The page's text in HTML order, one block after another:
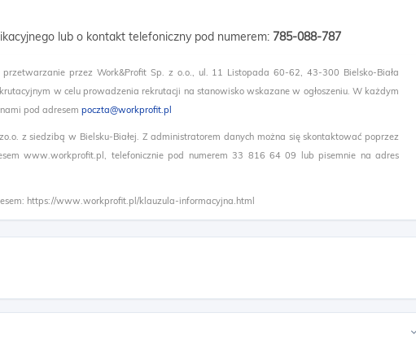
lub o kontakt telefoniczny pod numerem: 785-088-787
przez Work&Profit Sp. z o.o., ul. 11 Listopada 60-62, 43-300 Bielsko-Biała
w celu prowadzenia rekrutacji na stanowisko wskazane w ogłoszeniu. W każdym
pod adresem poczta@workprofit.pl
z siedzibą w Bielsku-Białej. Z administratorem danych można się skontaktować poprzez
www.workprofit.pl, telefonicznie pod numerem 33 816 64 09 lub pisemnie na adres
https://www.workprofit.pl/klauzula-informacyjna.html